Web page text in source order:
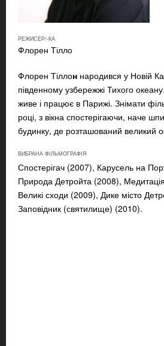
РЕЖИСЕР/-КА
Флорен Тілло
Флорен Тіллон народився у Новій
південному узбережжі Тихого
живе і працює в Парижі. Знімати
році, з вікна спостерігаючи, наче
будинку, де розташований великий
ВИБРАНА ФІЛЬМОГРАФІЯ
Спостерігач (2007), Карусель на
Природа Детройта (2008),
Великі сходи (2009), Дике місто
Заповідник (святилище) (2010).